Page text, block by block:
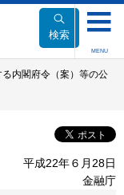
検索
MENU
内閣府令（案）等の公
平成22年６月28日
金融庁